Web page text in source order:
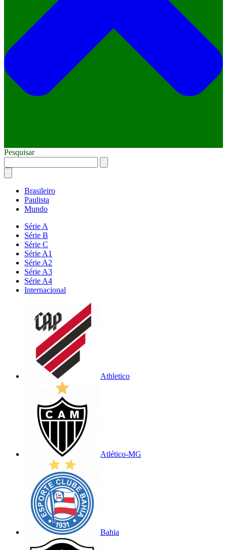
Pesquisar
Brasileiro
Paulista
Mundo
Série A
Série B
Série C
Série A1
Série A2
Série A3
Série A4
Internacional
Athletico
Atlético-MG
Bahia